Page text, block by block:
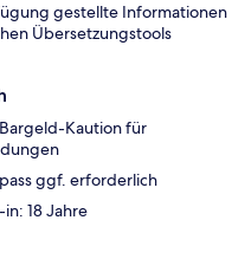
gestellte Informationen
Übersetzungstools
Kaution für
ggf. erforderlich
18 Jahre